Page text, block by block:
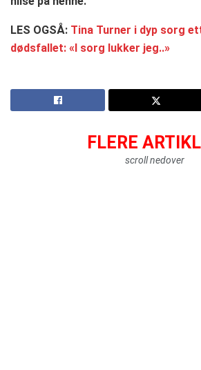
LES OGSÅ: Tina Turner i dyp sorg
dødsfallet: «I sorg lukker jeg..»
FLERE
scroll nedover